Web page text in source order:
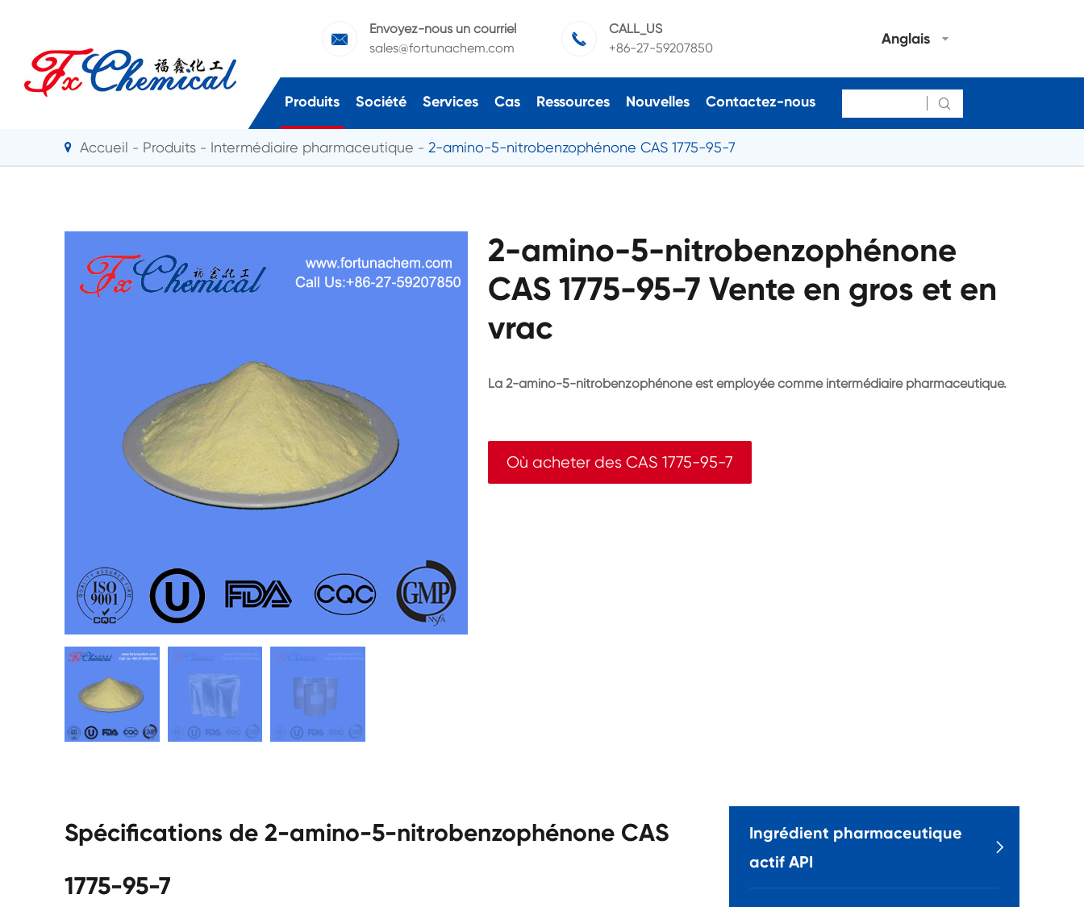

Envoyez-nous un courriel
sales@fortunachem.com

CALL_US
+86-27-59207850
Anglais
Produits Société Services Cas Ressources Nouvelles Contactez-nous 
Accueil Produits Intermédiaire pharmaceutique 2-amino-5-nitrobenzophénone CAS 1775-95-7
2-amino-5-nitrobenzophénone
CAS 1775-95-7 Vente en gros et en
vrac
La 2-amino-5-nitrobenzophénone est employée comme intermédiaire pharmaceutique.
Où acheter des CAS 1775-95-7
Spécifications de 2-amino-5-nitrobenzophénone CAS
1775-95-7
Ingrédient pharmaceutique
actif API
